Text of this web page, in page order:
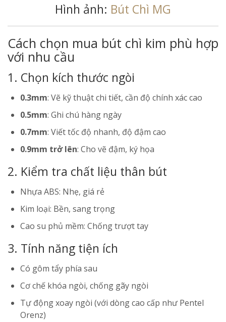
Hình ảnh: Bút Chì MG
Cách chọn mua bút chì kim phù hợp
với nhu cầu
1. Chọn kích thước ngòi
0.3mm: Vẽ kỹ thuật chi tiết, cần độ chính xác cao
0.5mm: Ghi chú hàng ngày
0.7mm: Viết tốc độ nhanh, độ đậm cao
0.9mm trở lên: Cho vẽ đậm, ký họa
2. Kiểm tra chất liệu thân bút
Nhựa ABS: Nhẹ, giá rẻ
Kim loại: Bền, sang trọng
Cao su phủ mềm: Chống trượt tay
3. Tính năng tiện ích
Có gôm tẩy phía sau
Cơ chế khóa ngòi, chống gãy ngòi
Tự động xoay ngòi (với dòng cao cấp như Pentel
Orenz)